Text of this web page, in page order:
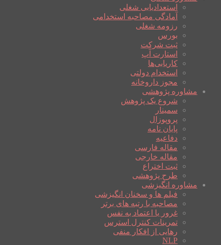
استعدادیابی شغلی
آمادگی مصاحبه استخدامی
رزومه شغلی
بورس
ثبت شرکت
استارت آپ
کاریابی‌ها
استخدام دولتی
مجوز داروخانه
مشاوره پژوهشی
شروع یک پژوهش
سمینار
پروپوزال
پایان نامه
دفاعیه
مقاله فارسی
مقاله خارجی
ثبت اختراع
طرح پژوهشی
مشاوره انگیزشی
فیلم ها و سخنان انگیزشی
مصاحبه با رتبه های برتر
غرور یا اعتماد به نفس
تمرینات کنترل استرس
رهایی از افکار منفی
NLP